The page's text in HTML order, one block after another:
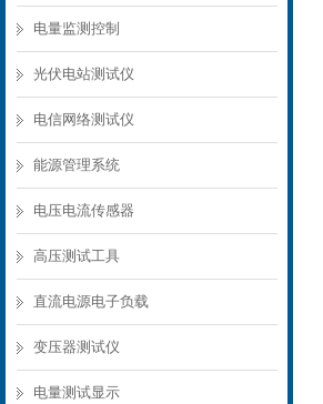
电量监测控制
光伏电站测试仪
电信网络测试仪
能源管理系统
电压电流传感器
高压测试工具
直流电源电子负载
变压器测试仪
电量测试显示